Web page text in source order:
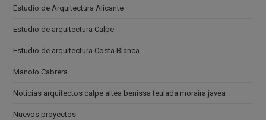
Estudio de Arquitectura Alicante
Estudio de arquitectura Calpe
Estudio de arquitectura Costa Blanca
Manolo Cabrera
Noticias arquitectos calpe altea benissa teulada moraira javea
Nuevos proyectos